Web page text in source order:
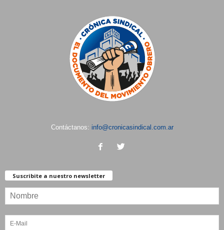
Contáctanos: info@cronicasindical.com.ar
Suscribite a nuestro newsletter